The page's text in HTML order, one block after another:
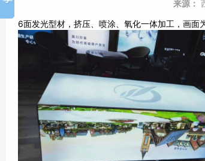
来源：
6面发光型材，挤压、喷涂、氧化一体加工，画面